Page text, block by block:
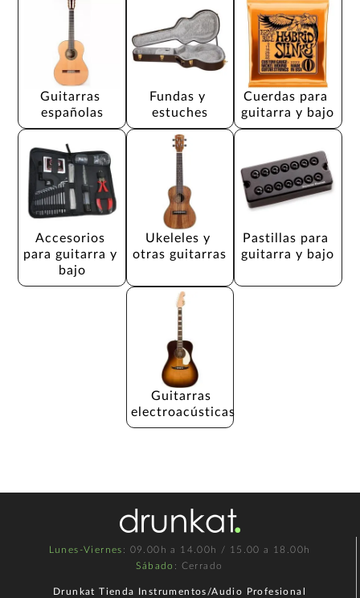
Guitarras
españolas
Fundas y
estuches
Cuerdas para
guitarra y bajo
Accesorios
para guitarra y
bajo
Ukeleles y
otras guitarras
Pastillas para
guitarra y bajo
Guitarras
electroacústicas
Lunes-Viernes : 09.00h a 14.00h / 15.00 a 18.00h
Sábado : Cerrado
Drunkat Tienda Instrumentos/Audio Profesional